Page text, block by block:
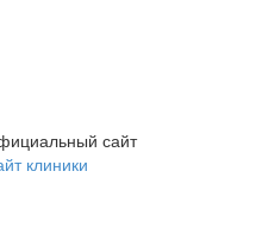
сайт
клиники